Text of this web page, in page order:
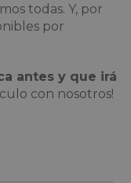
todas. Y, por
por
antes y que irá
con nosotros!